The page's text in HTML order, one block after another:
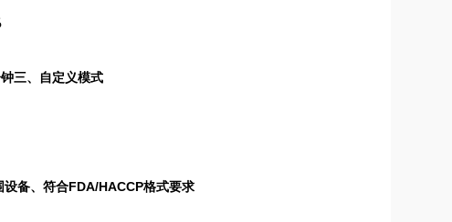
三、自定义模式
备、符合FDA/HACCP格式要求